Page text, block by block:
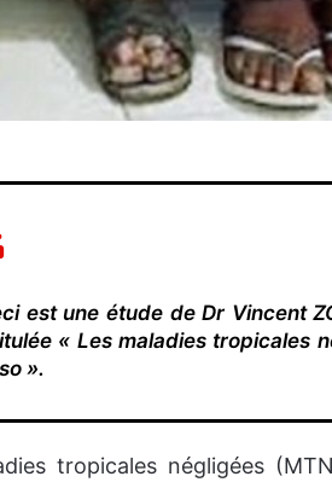
est une étude de Dr Vincent
« Les maladies tropicales
».
tropicales négligées